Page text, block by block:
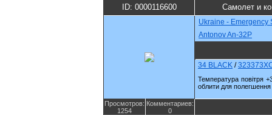
ID: 0000116600 Самолет и
Ukraine - Emergency
Antonov An-32P
34 BLACK /
Температура повітря
облити для полегшення
Просмотров:
1254
Комментариев:
0